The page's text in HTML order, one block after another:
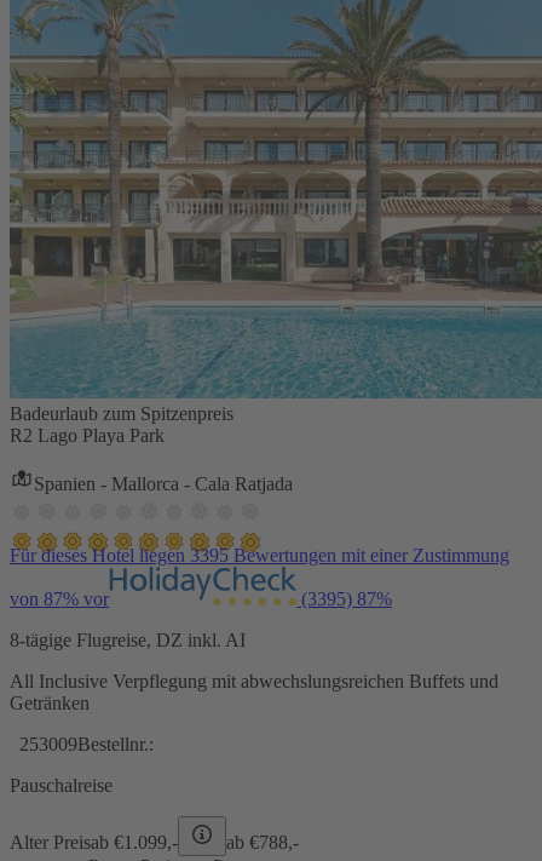
Badeurlaub zum Spitzenpreis
R2 Lago Playa Park
Spanien - Mallorca - Cala Ratjada
Für dieses Hotel liegen 3395 Bewertungen mit einer Zustimmung
von 87% vor (3395) 87%
8-tägige Flugreise, DZ inkl. AI
All Inclusive Verpflegung mit abwechslungsreichen Buffets und
Getränken
253009Bestellnr.:
Pauschalreise
Alter Preisab €1.099,- ab €788,-